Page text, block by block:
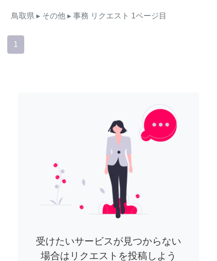
鳥取県 ▸ その他 ▸ 事務 リクエスト 1ページ目
1
受けたいサービスが見つからない
場合はリクエストを投稿しよう